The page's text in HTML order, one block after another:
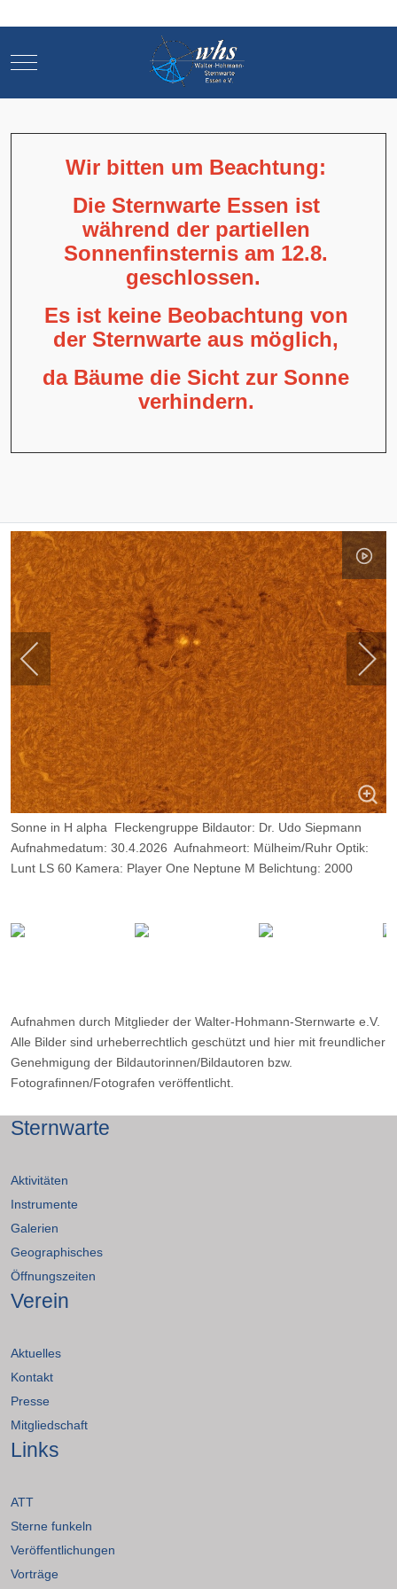
Mobile Menu Toggle
Wir bitten um Beachtung:
Die Sternwarte Essen ist
während der partiellen
Sonnenfinsternis am 12.8.
geschlossen.
Es ist keine Beobachtung von
der Sternwarte aus möglich,
da Bäume die Sicht zur Sonne
verhindern.
Sonne in H alpha Fleckengruppe Bildautor: Dr. Udo Siepmann
Aufnahmedatum: 30.4.2026 Aufnahmeort: Mülheim/Ruhr Optik:
Lunt LS 60 Kamera: Player One Neptune M Belichtung: 2000
Aufnahmen durch Mitglieder der Walter-Hohmann-Sternwarte e.V.
Alle Bilder sind urheberrechtlich geschützt und hier mit freundlicher
Genehmigung der Bildautorinnen/Bildautoren bzw.
Fotografinnen/Fotografen veröffentlicht.
Sternwarte
Aktivitäten
Instrumente
Galerien
Geographisches
Öffnungszeiten
Verein
Aktuelles
Kontakt
Presse
Mitgliedschaft
Links
ATT
Sterne funkeln
Veröffentlichungen
Vorträge